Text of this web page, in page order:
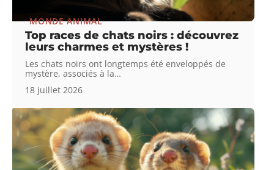
MONDE ANIMAL
Top races de chats noirs : découvrez
leurs charmes et mystères !
Les chats noirs ont longtemps été enveloppés de
mystère, associés à la…
18 juillet 2026